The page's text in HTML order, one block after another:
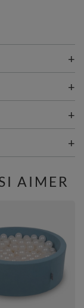
AIMER